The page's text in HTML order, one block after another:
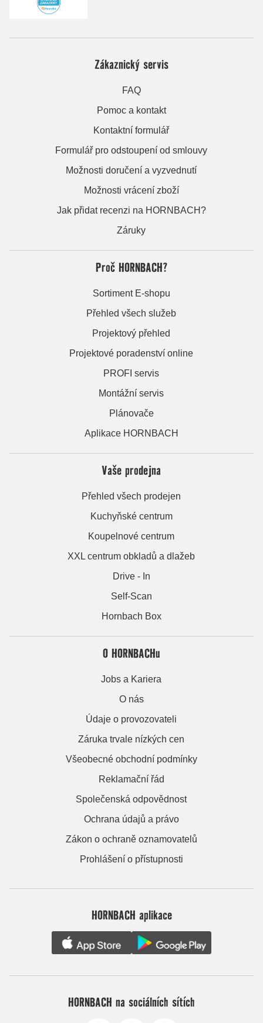
Zákaznický servis
FAQ
Pomoc a kontakt
Kontaktní formulář
Formulář pro odstoupení od smlouvy
Možnosti doručení a vyzvednutí
Možnosti vrácení zboží
Jak přidat recenzi na HORNBACH?
Záruky
Proč HORNBACH?
Sortiment E-shopu
Přehled všech služeb
Projektový přehled
Projektové poradenství online
PROFI servis
Montážní servis
Plánovače
Aplikace HORNBACH
Vaše prodejna
Přehled všech prodejen
Kuchyňské centrum
Koupelnové centrum
XXL centrum obkladů a dlažeb
Drive - In
Self-Scan
Hornbach Box
O HORNBACHu
Jobs a Kariera
O nás
Údaje o provozovateli
Záruka trvale nízkých cen
Všeobecné obchodní podmínky
Reklamační řád
Společenská odpovědnost
Ochrana údajů a právo
Zákon o ochraně oznamovatelů
Prohlášení o přístupnosti
HORNBACH aplikace
HORNBACH na sociálních sítích